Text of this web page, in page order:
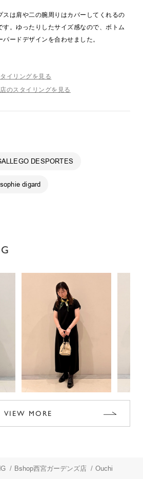
スは肩や二の腕周りはカバーしてくれるの
。ゆったりしたサイズ感なので、ボトム
ードデザインを合わせました。
イリングを見る
のスタイリングを見る
DESPORTES
digard
VIEW MORE
/ Bshop西宮ガーデンズ店 / Ouchi